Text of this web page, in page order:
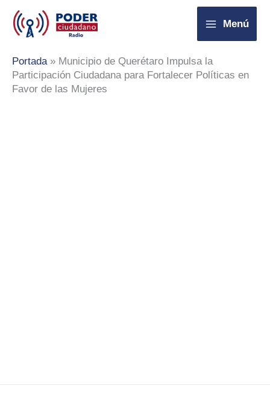
contenido
Menú
Portada» Municipio de Querétaro Impulsa la
Participación Ciudadana para Fortalecer Políticas en
Favor de las Mujeres